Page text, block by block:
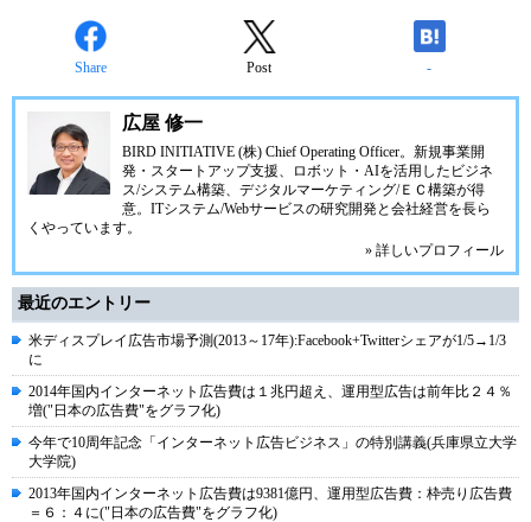
Share Post -
広屋 修一
BIRD INITIATIVE (株) Chief Operating Officer。新規事業開
発・スタートアップ支援、ロボット・AIを活用したビジネ
ス/システム構築、デジタルマーケティング/ＥＣ構築が得
意。ITシステム/Webサービスの研究開発と会社経営を長ら
くやっています。
» 詳しいプロフィール
最近のエントリー
米ディスプレイ広告市場予測(2013～17年):Facebook+Twitterシェアが1/5→1/3
に
2014年国内インターネット広告費は１兆円超え、運用型広告は前年比２４％
増("日本の広告費"をグラフ化)
今年で10周年記念「インターネット広告ビジネス」の特別講義(兵庫県立大学
大学院)
2013年国内インターネット広告費は9381億円、運用型広告費：枠売り広告費
＝６：４に("日本の広告費"をグラフ化)